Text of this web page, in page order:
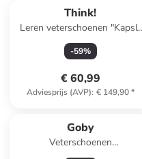
Think!
Leren veterschoenen "Kapsl"
rood
-59%
€ 60,99
Adviesprijs (AVP): € 149,90*
Goby
Veterschoenen
beige/meerkleurig